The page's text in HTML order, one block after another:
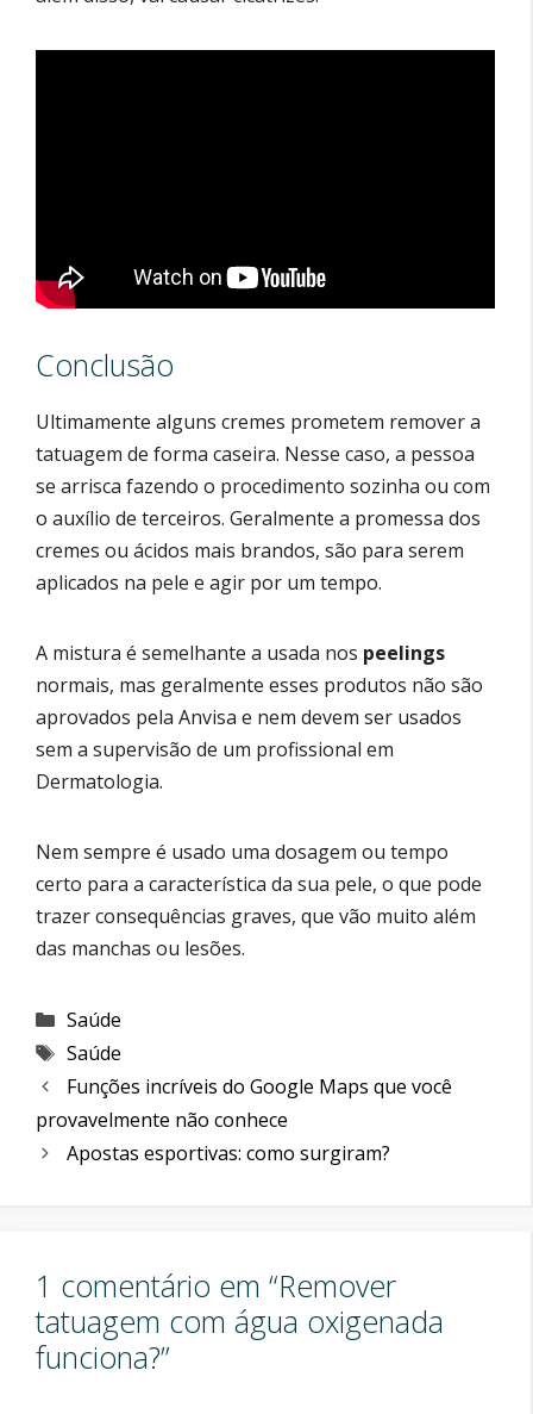
Conclusão
Ultimamente alguns cremes prometem remover a
tatuagem de forma caseira. Nesse caso, a pessoa
se arrisca fazendo o procedimento sozinha ou com
o auxílio de terceiros. Geralmente a promessa dos
cremes ou ácidos mais brandos, são para serem
aplicados na pele e agir por um tempo.
A mistura é semelhante a usada nos peelings
normais, mas geralmente esses produtos não são
aprovados pela Anvisa e nem devem ser usados
sem a supervisão de um profissional em
Dermatologia.
Nem sempre é usado uma dosagem ou tempo
certo para a característica da sua pele, o que pode
trazer consequências graves, que vão muito além
das manchas ou lesões.
Categorias
Saúde
Etiquetas
Saúde
Funções incríveis do Google Maps que você
provavelmente não conhece
Apostas esportivas: como surgiram?
1 comentário em “Remover
tatuagem com água oxigenada
funciona?”